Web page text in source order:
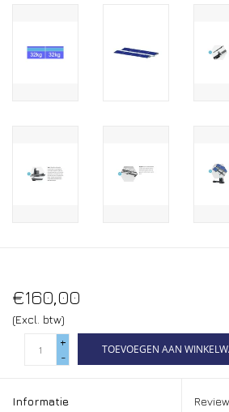
€160,00
(Excl. btw)
+
-
TOEVOEGEN AAN
Informatie